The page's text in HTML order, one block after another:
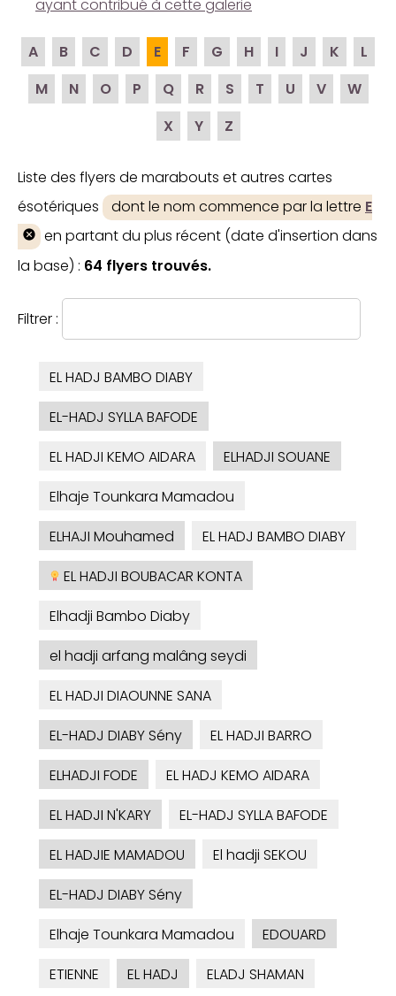
ayant contribué à cette galerie
A B C D E F G H I J K
L
M
N O P Q R S T U V
W
X
Y Z
Liste des flyers de marabouts et autres cartes
ésotériques
dont le nom commence par la lettre E
en partant du plus récent (date d'insertion dans
la base) : 64 flyers trouvés.
Filtrer :
EL HADJ BAMBO DIABY
EL-HADJ SYLLA BAFODE
EL HADJI KEMO AIDARA
ELHADJI SOUANE
Elhaje Tounkara Mamadou
ELHAJI Mouhamed
EL HADJ BAMBO DIABY
EL HADJI BOUBACAR KONTA
Elhadji Bambo Diaby
el hadji arfang malâng seydi
EL HADJI DIAOUNNE SANA
EL-HADJ DIABY Sény
EL HADJI BARRO
ELHADJI FODE
EL HADJ KEMO AIDARA
EL HADJI N'KARY
EL-HADJ SYLLA BAFODE
EL HADJIE MAMADOU
El hadji SEKOU
EL-HADJ DIABY Sény
Elhaje Tounkara Mamadou
EDOUARD
ETIENNE
EL HADJ
ELADJ SHAMAN